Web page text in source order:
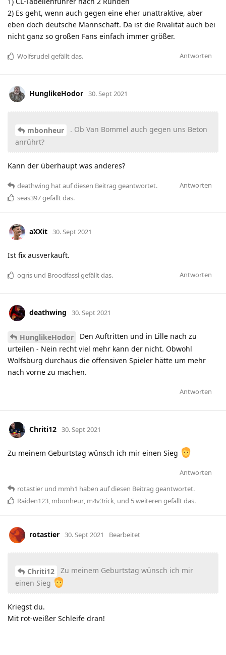
2) Es geht, wenn auch gegen eine eher unattraktive, aber
eben doch deutsche Mannschaft. Da ist die Rivalität auch bei
nicht ganz so großen Fans einfach immer größer.
Antworten
Wolfsrudelgefällt das.
HunglikeHodor 30. Sept 2021
mbonheur
. Ob Van Bommel auch gegen uns Beton
anrührt?
Kann der überhaupt was anderes?
Antworten
deathwing hatauf diesen Beitrag geantwortet.
seas397gefällt das.
aXXit 30. Sept 2021
Ist fix ausverkauft.
Antworten
ogris und Broodfasslgefällt das.
deathwing 30. Sept 2021
HunglikeHodor
Den Auftritten und in Lille nach zu
urteilen - Nein recht viel mehr kann der nicht. Obwohl
Wolfsburg durchaus die offensiven Spieler hätte um mehr
nach vorne zu machen.
Antworten
Chriti12 30. Sept 2021
Zu meinem Geburtstag wünsch ich mir einen Sieg
Antworten
rotastier und mmh1 haben auf diesen Beitrag geantwortet.
Raiden123, mbonheur, m4v3rick, und 5weiteren gefällt das.
rotastier 30. Sept 2021 Bearbeitet
Chriti12
Zu meinem Geburtstag wünsch ich mir
einen Sieg
Kriegst du.
Mit rot-weißer Schleife dran!